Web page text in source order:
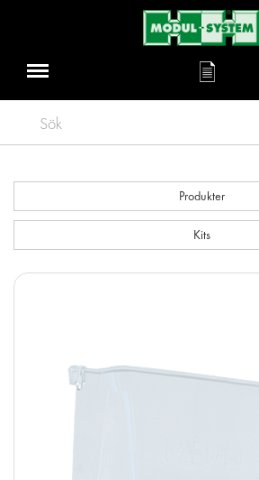
Sök
Produkter
Kits